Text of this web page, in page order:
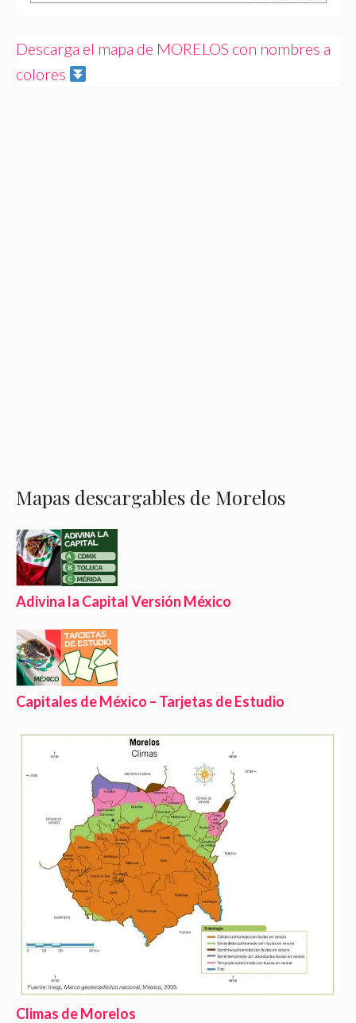
Descarga el mapa de MORELOS con nombres a
colores
Mapas descargables de Morelos
Adivina la Capital Versión México
Capitales de México – Tarjetas de Estudio
Climas de Morelos